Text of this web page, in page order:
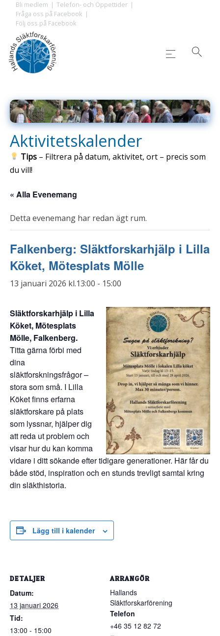
content
Bli medlem
Telefon- och Öppettider
Fråga oss på Facebook
Följ oss på Facebook
Aktivitetskalender
Tips – Filtrera på datum, aktivitet, ort – precis som
du vill!
« Alla Evenemang
Detta evenemang har redan ägt rum.
Falkenberg: Släktforskarhjälp i Lilla
Köket, Mötesplats Mölle
13 januari 2026 kl.13:00 - 15:00
Släktforskarhjälp i Lilla
Köket, Mötesplats
Mölle, Falkenberg.
Titta gärna förbi med
dina
släktforskningsfrågor –
stora som små. I Lilla
Köket finns erfarna
släktforskare på plats
som lyssnar, hjälper dig
att reda ut problem och
visar hur du kan komma
vidare i ditt sökande efter tidigare generationer. Här får du
både stöd, inspiration och en stunds trevligt samtal kring
din släkthistoria.
Lägg till i kalender
DETALJER
Datum:
13 januari 2026
Tid:
13:00 - 15:00
ARRANGÖR
Hallands
Släktforskarförening
Telefon
+46 35 12 82 72